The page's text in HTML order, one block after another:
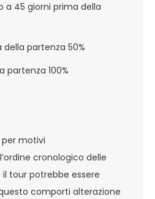
a 45 giorni prima della
della partenza 50%
partenza 100%
motivi
cronologico delle
tour potrebbe essere
comporti alterazione